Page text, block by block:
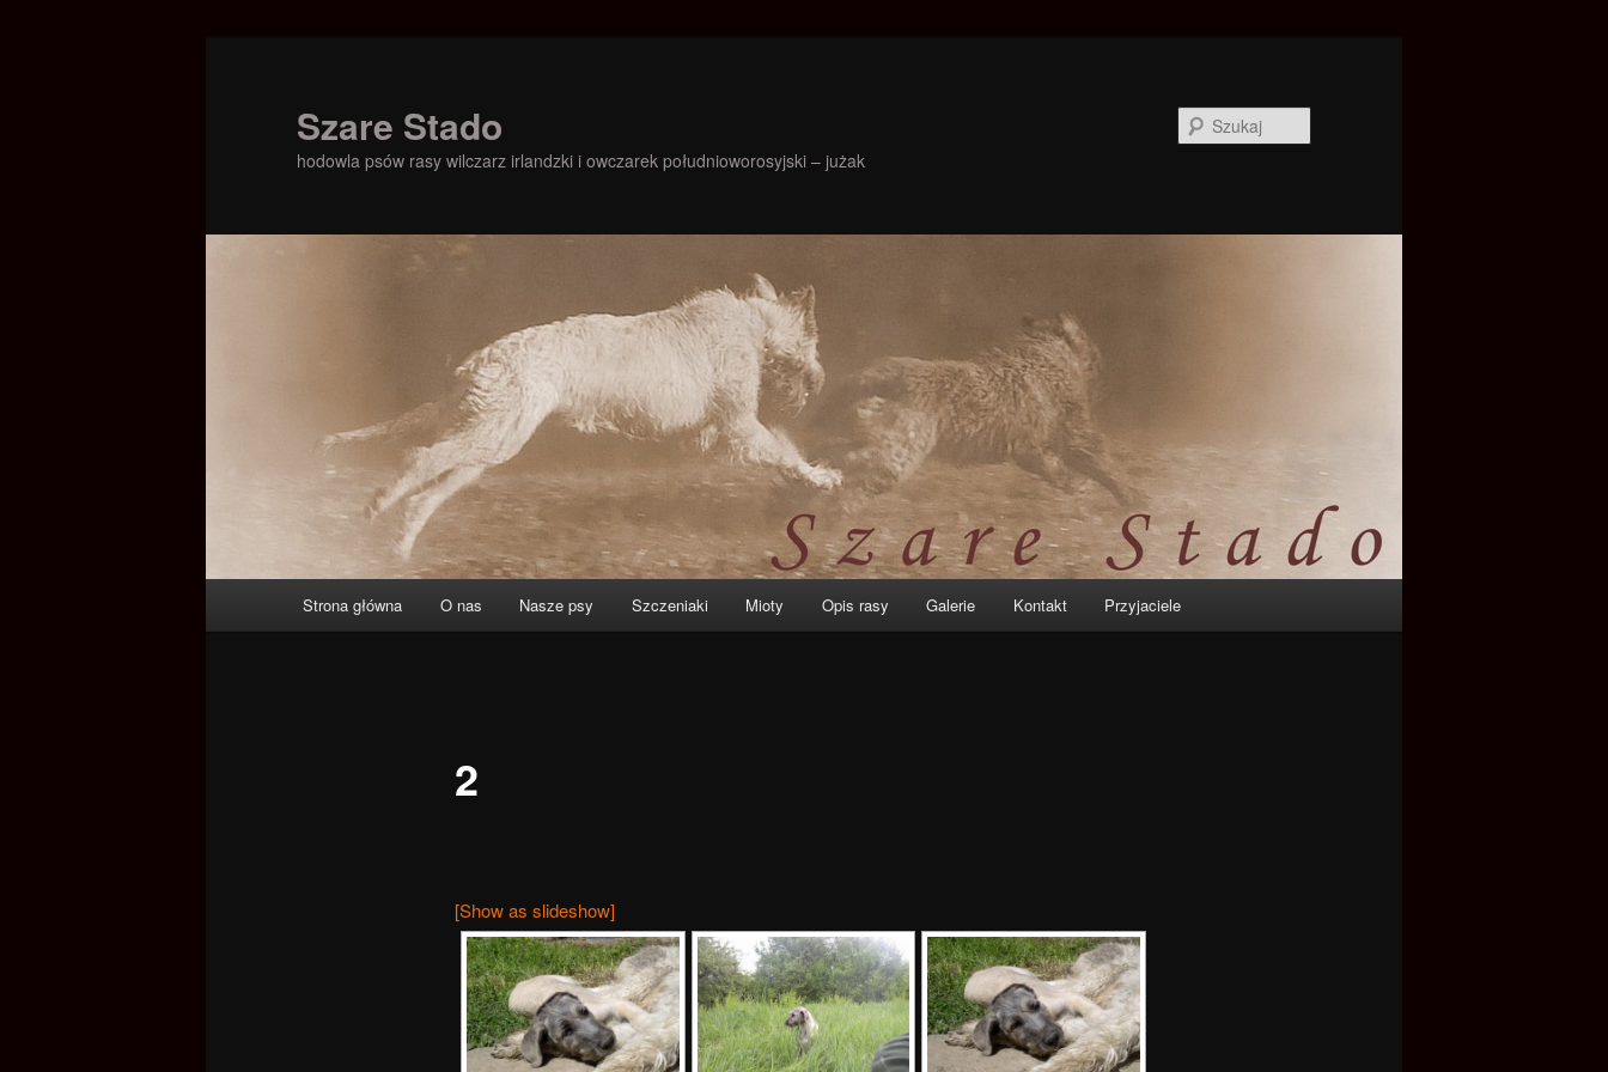
Szare Stado
hodowla psów rasy wilczarz irlandzki i owczarek południoworosyjski – jużak
Przeskocz
Strona główna O nas Nasze psy Szczeniaki Mioty Opis rasy Galerie Kontakt Przyjaciele
2
[Show as slideshow]